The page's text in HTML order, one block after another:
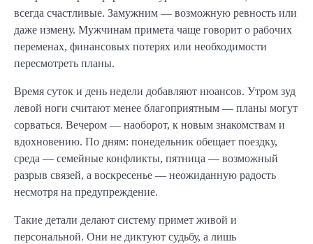
всегда счастливые. Замужним — возможную ревность или
даже измену. Мужчинам примета чаще говорит о рабочих
переменах, финансовых потерях или необходимости
пересмотреть планы.
Время суток и день недели добавляют нюансов. Утром зуд
левой ноги считают менее благоприятным — планы могут
сорваться. Вечером — наоборот, к новым знакомствам и
вдохновению. По дням: понедельник обещает поездку,
среда — семейные конфликты, пятница — возможный
разрыв связей, а воскресенье — неожиданную радость
несмотря на предупреждение.
Такие детали делают систему примет живой и
персональной. Они не диктуют судьбу, а лишь